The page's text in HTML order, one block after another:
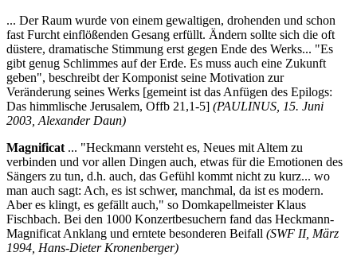
... Der Raum wurde von einem gewaltigen, drohenden und schon
fast Furcht einflößenden Gesang erfüllt. Ändern sollte sich die oft
düstere, dramatische Stimmung erst gegen Ende des Werks... "Es
gibt genug Schlimmes auf der Erde. Es muss auch eine Zukunft
geben", beschreibt der Komponist seine Motivation zur
Veränderung seines Werks [gemeint ist das Anfügen des Epilogs:
Das himmlische Jerusalem, Offb 21,1-5] (PAULINUS, 15. Juni
2003, Alexander Daun)
Magnificat ... "Heckmann versteht es, Neues mit Altem zu
verbinden und vor allen Dingen auch, etwas für die Emotionen des
Sängers zu tun, d.h. auch, das Gefühl kommt nicht zu kurz... wo
man auch sagt: Ach, es ist schwer, manchmal, da ist es modern.
Aber es klingt, es gefällt auch," so Domkapellmeister Klaus
Fischbach. Bei den 1000 Konzertbesuchern fand das Heckmann-
Magnificat Anklang und erntete besonderen Beifall (SWF II, März
1994, Hans-Dieter Kronenberger)